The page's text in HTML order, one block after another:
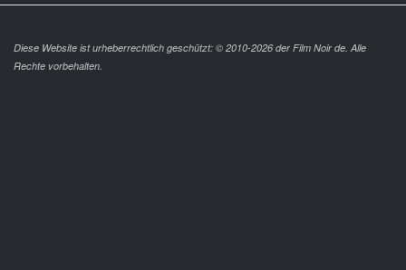
Diese Website ist urheberrechtlich geschützt: © 2010-2026 der Film Noir de. Alle
Rechte vorbehalten.